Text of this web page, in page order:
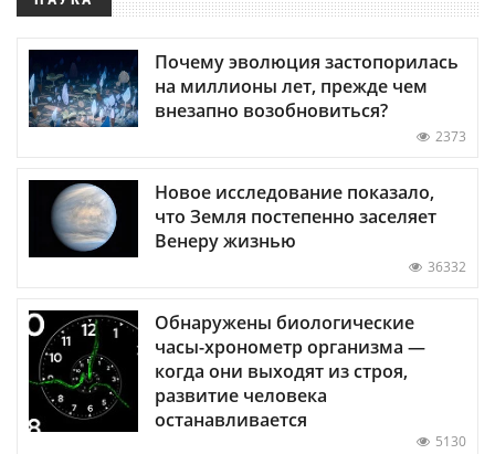
Почему эволюция застопорилась
на миллионы лет, прежде чем
внезапно возобновиться?
2373
Новое исследование показало,
что Земля постепенно заселяет
Венеру жизнью
36332
Обнаружены биологические
часы-хронометр организма —
когда они выходят из строя,
развитие человека
останавливается
5130